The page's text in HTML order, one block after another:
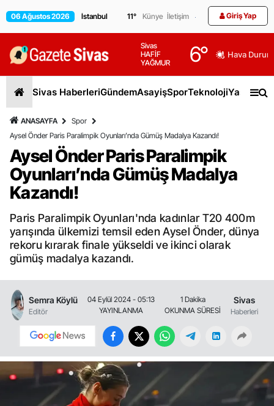
06 Ağustos 2026 11° Künye İletişim Giriş Yap
Sivas
HAFİF
YAĞMUR
6° Hava
Sivas HaberleriGündemAsayişSporTeknolojiYaşam
ANASAYFA
Spor
Aysel Önder Paris Paralimpik Oyunları’nda Gümüş Madalya Kazandı!
Aysel Önder Paris Paralimpik
Oyunları’nda Gümüş Madalya
Kazandı!
Paris Paralimpik Oyunları'nda kadınlar T20 400m
yarışında ülkemizi temsil eden Aysel Önder, dünya
rekoru kırarak finale yükseldi ve ikinci olarak
gümüş madalya kazandı.
Semra Köylü
Editör
04 Eylül 2024 - 05:13
YAYINLANMA
1 Dakika
OKUNMA SÜRESİ
Sivas
Haberleri